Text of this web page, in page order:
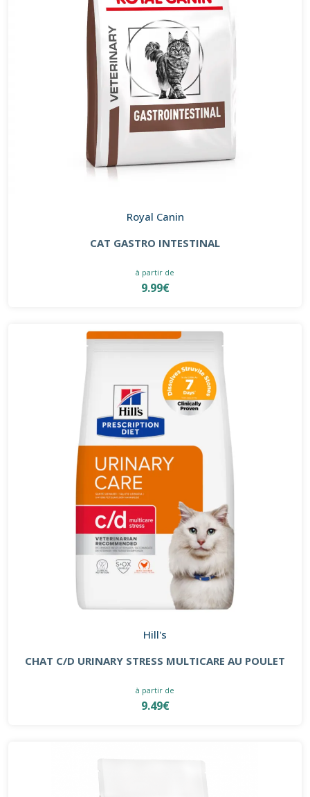
Royal Canin
CAT GASTRO INTESTINAL
à partir de
9.99€
Hill's
CHAT C/D URINARY STRESS MULTICARE AU POULET
à partir de
9.49€